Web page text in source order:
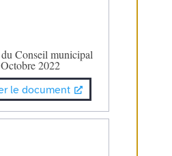
Conseil municipal
2022
le document